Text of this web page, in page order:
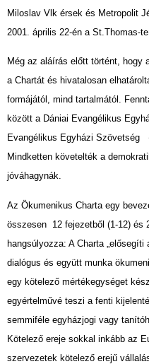
Miloslav Vlk érsek és Metropolit
2001. április 22-én a St.Thomas-
Még az aláírás előtt történt, hogy
a Chartát és hivatalosan
formájától, mind tartalmától.
között a Dániai Evangélikus
Evangélikus Egyházi Szövetség
Mindketten követelték a
jóváhagynák.
Az Ökumenikus Charta egy
összesen 12 fejezetből (1-12) és
hangsúlyozza: A Charta
dialógus és együtt munka
egy kötelező mértékegységet
egyértelművé teszi a fenti
semmiféle egyházjogi vagy
Kötelező ereje sokkal inkább az
szervezetek kötelező erejű